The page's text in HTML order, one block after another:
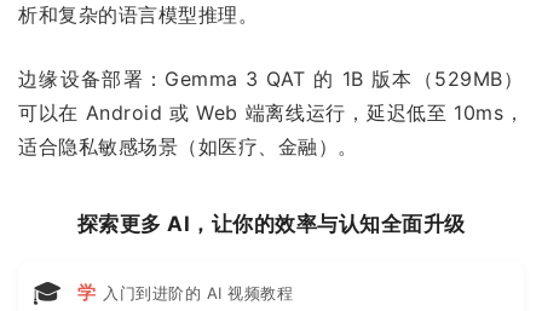
析和复杂的语言模型推理。
边缘设备部署：Gemma 3 QAT 的 1B 版本（529MB）
可以在 Android 或 Web 端离线运行，延迟低至 10ms，
适合隐私敏感场景（如医疗、金融）。
探索更多 AI，让你的效率与认知全面升级
🎓 学 入门到进阶的 AI 视频教程